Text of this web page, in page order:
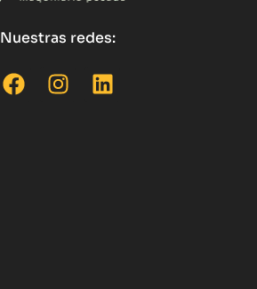
Nuestras redes: